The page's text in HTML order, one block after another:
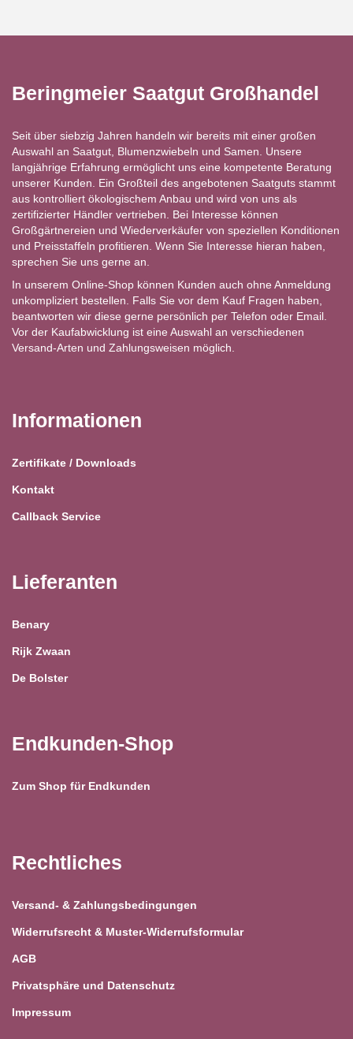
Beringmeier Saatgut Großhandel
Seit über siebzig Jahren handeln wir bereits mit einer großen
Auswahl an Saatgut, Blumenzwiebeln und Samen. Unsere
langjährige Erfahrung ermöglicht uns eine kompetente Beratung
unserer Kunden. Ein Großteil des angebotenen Saatguts stammt
aus kontrolliert ökologischem Anbau und wird von uns als
zertifizierter Händler vertrieben. Bei Interesse können
Großgärtnereien und Wiederverkäufer von speziellen Konditionen
und Preisstaffeln profitieren. Wenn Sie Interesse hieran haben,
sprechen Sie uns gerne an.
In unserem Online-Shop können Kunden auch ohne Anmeldung
unkompliziert bestellen. Falls Sie vor dem Kauf Fragen haben,
beantworten wir diese gerne persönlich per Telefon oder Email.
Vor der Kaufabwicklung ist eine Auswahl an verschiedenen
Versand-Arten und Zahlungsweisen möglich.
Informationen
Zertifikate / Downloads
Kontakt
Callback Service
Lieferanten
Benary
Rijk Zwaan
De Bolster
Endkunden-Shop
Zum Shop für Endkunden
Rechtliches
Versand- & Zahlungsbedingungen
Widerrufsrecht & Muster-Widerrufsformular
AGB
Privatsphäre und Datenschutz
Impressum